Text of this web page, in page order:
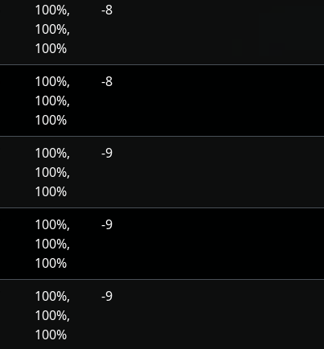
100%,
100%,
100%
-8
100%,
100%,
100%
-8
100%,
100%,
100%
-9
100%,
100%,
100%
-9
100%,
100%,
100%
-9